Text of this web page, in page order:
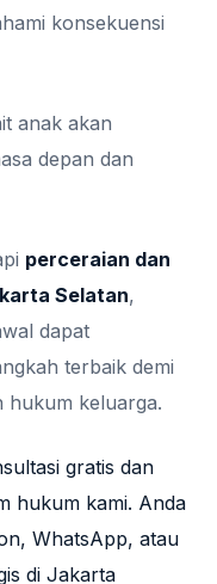
konsekuensi
anak akan
depan dan
perceraian dan
Selatan,
dapat
terbaik demi
hukum keluarga.
gratis dan
hukum kami. Anda
WhatsApp, atau
di Jakarta